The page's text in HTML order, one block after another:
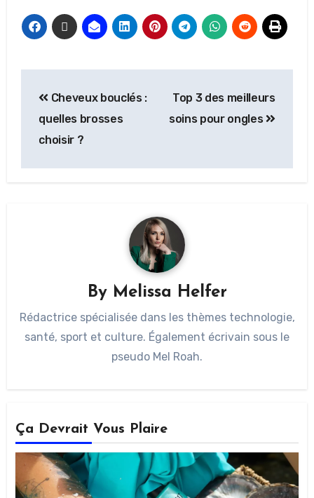
Cheveux bouclés :
quelles brosses
choisir ?
Top 3 des meilleurs
soins pour ongles
By Melissa Helfer
Rédactrice spécialisée dans les thèmes technologie,
santé, sport et culture. Également écrivain sous le
pseudo Mel Roah.
Ça Devrait Vous Plaire